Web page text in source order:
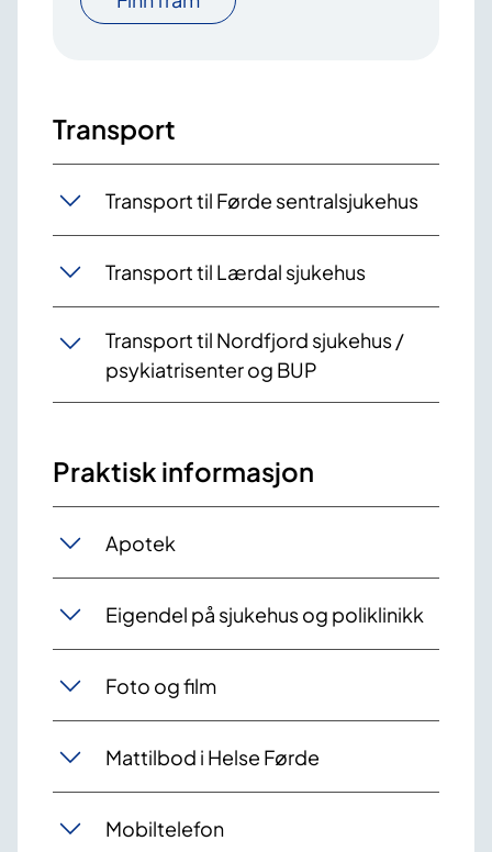
Transport
Transport til Førde sentralsjukehus
Transport til Lærdal sjukehus
Transport til Nordfjord sjukehus /
psykiatrisenter og BUP
Praktisk informasjon
Apotek
Eigendel på sjukehus og poliklinikk
Foto og film
Mattilbod i Helse Førde
Mobiltelefon